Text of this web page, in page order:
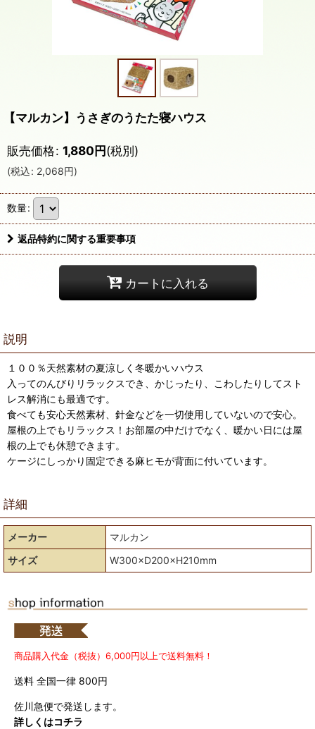
【マルカン】うさぎのうたた寝ハウス
販売価格: 1,880円(税別)
(税込: 2,068円)
数量:
返品特約に関する重要事項
カートに入れる
説明
１００％天然素材の夏涼しく冬暖かいハウス
入ってのんびりリラックスでき、かじったり、こわしたりしてスト
レス解消にも最適です。
食べても安心天然素材、針金などを一切使用していないので安心。
屋根の上でもリラックス！お部屋の中だけでなく、暖かい日には屋
根の上でも休憩できます。
ケージにしっかり固定できる麻ヒモが背面に付いています。
詳細
メーカー
マルカン
サイズ
W300×D200×H210mm
商品購入代金（税抜）6,000円以上で送料無料！
送料 全国一律 800円
佐川急便で発送します。
詳しくはコチラ